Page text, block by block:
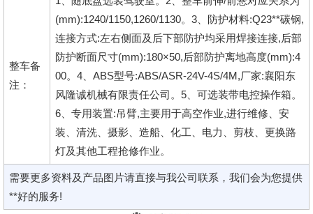
整车备
注：
(mm):1240/1150,1260/1130。3、防护材料:Q23**碳钢,
连接方式:左右侧面及后下部防护均采用焊接连接,后部
防护断面尺寸(mm):180×50,后部防护离地高度(mm):4
00。4、ABS型号:ABS/ASR-24V-4S/4M,厂家:襄阳东
风隆诚机械有限责任公司。5、可选装带电控操作箱。
6、专用装置:吊臂,主要用于高空作业,进行维修、安
装、清洗、摄影、造船、化工、电力、剪枝、更换路
灯及其他工程抢修作业。
需要更多资料及产品图片请直接与我公司联系，我们会为您提供
**好的服务!